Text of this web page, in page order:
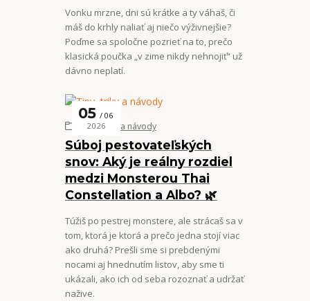
Vonku mrzne, dni sú krátke a ty váhaš, či
máš do krhly naliať aj niečo výživnejšie?
Poďme sa spoločne pozrieť na to, prečo
klasická poučka „v zime nikdy nehnojiť“ už
dávno neplatí.
Súboj pestovateľských
snov: Aký je reálny rozdiel
medzi Monsterou Thai
Constellation a Albo? 🌿
05
06
2026
Tipy, triky a návody
Túžiš po pestrej monstere, ale strácaš sa v
tom, ktorá je ktorá a prečo jedna stojí viac
ako druhá? Prešli sme si prebdenými
nocami aj hnednutím listov, aby sme ti
ukázali, ako ich od seba rozoznať a udržať
nažive.